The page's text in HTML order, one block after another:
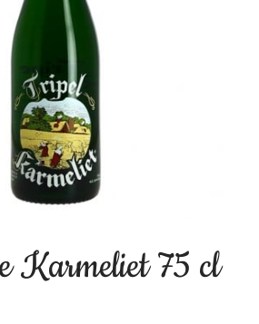
Karmeliet 75 cl